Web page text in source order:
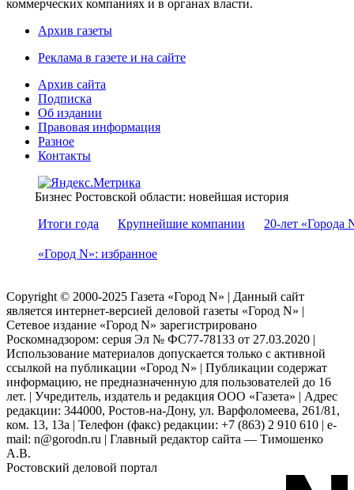
коммерческих компаниях и в органах власти.
Архив газеты
Реклама в газете и на сайте
Архив сайта
Подписка
Об издании
Правовая информация
Разное
Контакты
Бизнес Ростовской области: новейшая история
Итоги года
Крупнейшие компании 20-лет «Города
«Город N»: избранное
Copyright © 2000-2025 Газета «Город N» | Данный сайт
является интернет-версией деловой газеты «Город N» |
Сетевое издание «Город N» зарегистрировано
Роскомнадзором: серuя Эл № ФС77-78133 от 27.03.2020 |
Использование материалов допускается только с активной
ссылкой на публикации «Город N» | Публикации содержат
информацию, не предназначенную для пользователей до 16
лет. | Учредитель, издатель и редакция ООО «Газета» | Адрес
редакции: 344000, Ростов-на-Дону, ул. Варфоломеева, 261/81,
ком. 13, 13а | Телефон (факс) редакции: +7 (863) 2 910 610 | e-
mail: n@gorodn.ru | Главный редактор сайта — Тимошенко
А.В.
Ростовский деловой портал